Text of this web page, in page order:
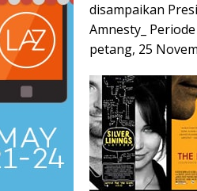
disampaikan
Amnesty_
petang, 25